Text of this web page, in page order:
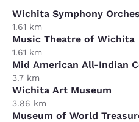
Wichita Symphony
1.61 km
Music Theatre of Wichita
1.61 km
Mid American All-Indian
3.7 km
Wichita Art Museum
3.86 km
Museum of World